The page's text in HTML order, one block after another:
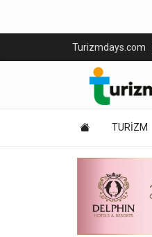
Turizmdays.com
TURİZM